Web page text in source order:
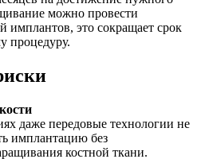
можно провести
имплантов, это сокращает срок
процедуру.
даже передовые технологии не
имплантацию без
костной ткани.